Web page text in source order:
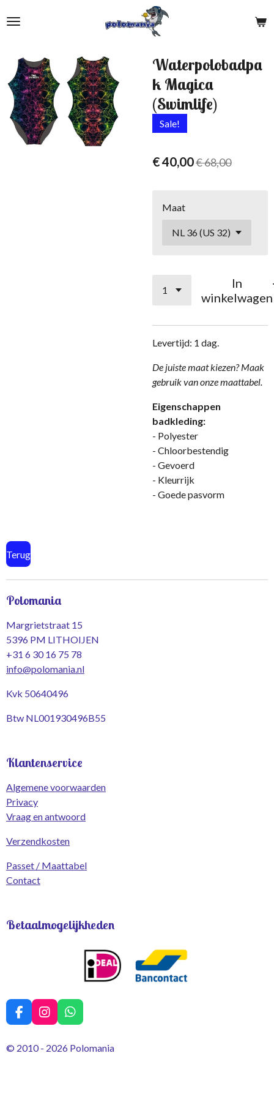
direct
hoofdinhoud
Waterpolobadpa
k Magica
(Swimlife)
Sale!
€ 40,00€ 68,00
Maat
In
winkelwagen
Levertijd: 1 dag.
De juiste maat kiezen? Maak
gebruik van onze maattabel.
Eigenschappen
badkleding:
- Polyester
- Chloorbestendig
- Gevoerd
- Kleurrijk
- Goede pasvorm
Terug
Polomania
Margrietstraat 15
5396 PM LITHOIJEN
+31 6 30 16 75 78
info@polomania.nl
Kvk 50640496
Btw NL001930496B55
Klantenservice
Algemene voorwaarden
Privacy
Vraag en antwoord
Verzendkosten
Passet / Maattabel
Contact
Betaalmogelijkheden
F
a
e
I
n
t
W
h
t
© 2010 - 2026 Polomania